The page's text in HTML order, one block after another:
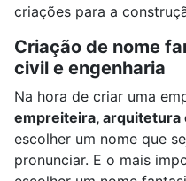
criações para a
Criação de nome
civil e engenharia
Na hora de criar uma
empreiteira, arquitetura
escolher um nome que
pronunciar. E o mais